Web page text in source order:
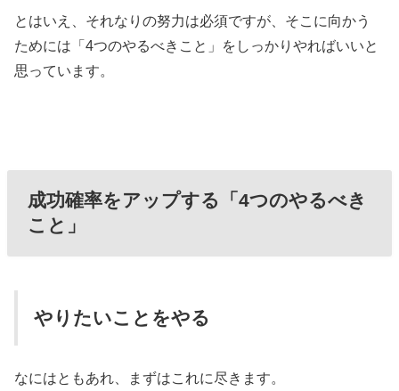
とはいえ、それなりの努力は必須ですが、そこに向かう
ためには「4つのやるべきこと」をしっかりやればいいと
思っています。
成功確率をアップする「4つのやるべき
こと」
やりたいことをやる
なにはともあれ、まずはこれに尽きます。